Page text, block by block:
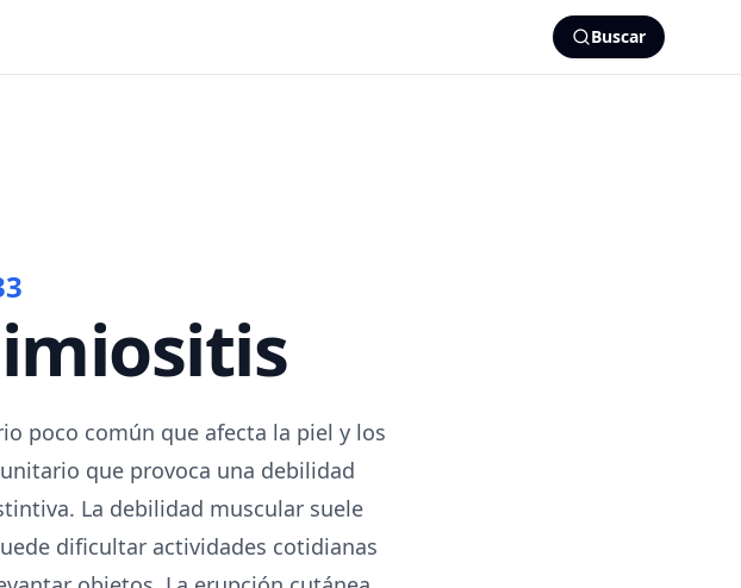
Buscar
poco común que afecta la piel y los
que provoca una debilidad
La debilidad muscular suele
dificultar actividades cotidianas